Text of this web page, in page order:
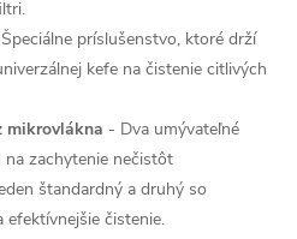
príslušenstvo, ktoré drží
kefe na čistenie citlivých
mikrovlákna - Dva umývateľné
na zachytenie nečistôt
štandardný a druhý so
efektívnejšie čistenie.